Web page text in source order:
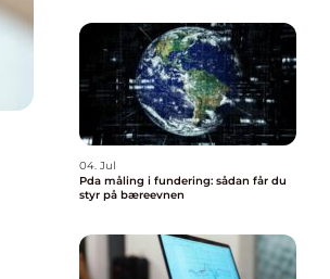
04. Jul
Pda måling i fundering: sådan får du
styr på bæreevnen